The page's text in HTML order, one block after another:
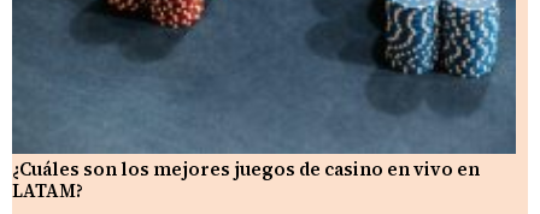
¿Cuáles son los mejores juegos de casino en vivo en
LATAM?